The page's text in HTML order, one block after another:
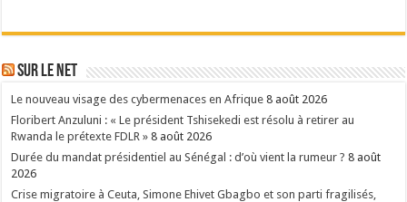
Sur le Net
Le nouveau visage des cybermenaces en Afrique 8 août 2026
Floribert Anzuluni : « Le président Tshisekedi est résolu à retirer au
Rwanda le prétexte FDLR » 8 août 2026
Durée du mandat présidentiel au Sénégal : d’où vient la rumeur ? 8 août
2026
Crise migratoire à Ceuta, Simone Ehivet Gbagbo et son parti fragilisés,